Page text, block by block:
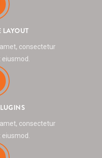
LAYOUT
consectetur
consectetur